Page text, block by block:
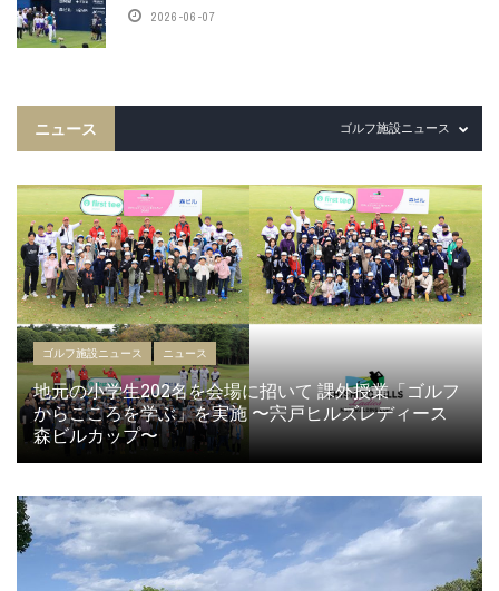
2026-06-07
ニュース ゴルフ施設ニュース
ゴルフ施設ニュース ニュース
地元の小学生202名を会場に招いて 課外授業「ゴルフ
からこころを学ぶ」を実施 〜宍戸ヒルズレディース
森ビルカップ〜